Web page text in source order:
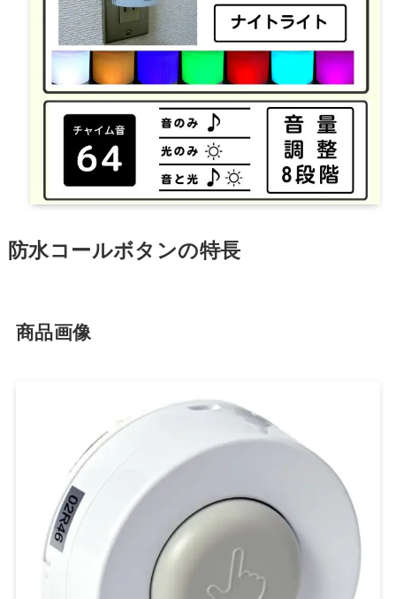
防水コールボタンの特長
商品画像